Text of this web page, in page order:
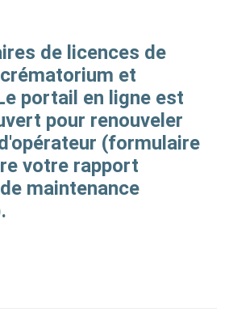
de licences de
et
portail en ligne est
pour renouveler
(formulaire
votre rapport
maintenance